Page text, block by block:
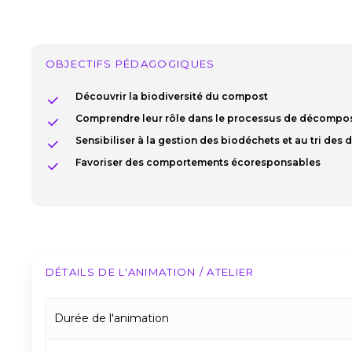
OBJECTIFS PÉDAGOGIQUES
Découvrir la biodiversité du compost
Comprendre leur rôle dans le processus de
Sensibiliser à la gestion des biodéchets et au tri des
Favoriser des comportements écoresponsables
DÉTAILS DE L'ANIMATION / ATELIER
Durée de l'animation